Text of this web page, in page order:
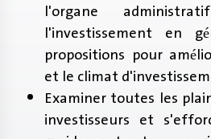
l'organe
l'investissement en
propositions pour
et le climat
Examiner toutes les
investisseurs et